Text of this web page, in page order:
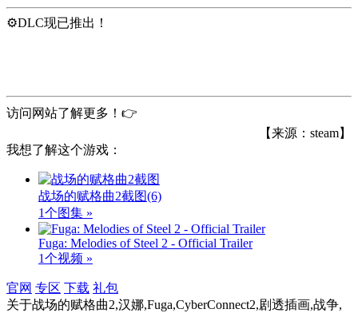
⚙️DLC现已推出！
访问网站了解更多！👉
【来源：steam】
我想了解这个游戏：
战场的赋格曲2截图(6)
1个图集 »
Fuga: Melodies of Steel 2 - Official Trailer
1个视频 »
官网 专区 下载 礼包
关于战场的赋格曲2,汉娜,Fuga,CyberConnect2,剧透插画,战争,